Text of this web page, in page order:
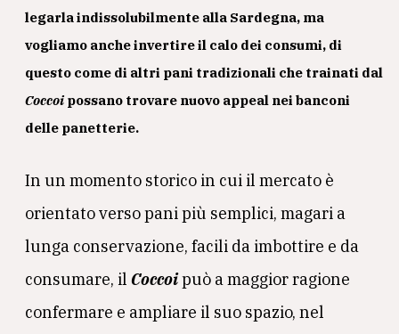
legarla indissolubilmente alla Sardegna, ma
vogliamo anche invertire il calo dei consumi, di
questo come di altri pani tradizionali che trainati dal
Coccoi possano trovare nuovo appeal nei banconi
delle panetterie.
In un momento storico in cui il mercato è
orientato verso pani più semplici, magari a
lunga conservazione, facili da imbottire e da
consumare, il Coccoipuò a maggior ragione
confermare e ampliare il suo spazio, nel